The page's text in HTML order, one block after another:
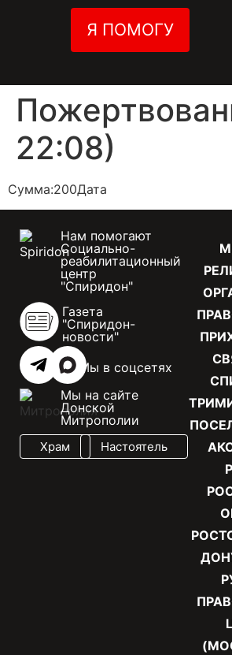
Я ПОМОГУ
22:08)
Сумма:200Дата
Нам помогают
Социально-
реабилитационный
центр
"Спиридон"
Газета
"Спиридон-
новости"
Мы в соцсетях
Мы на сайте
Донской
Митрополии
Храм Настоятель